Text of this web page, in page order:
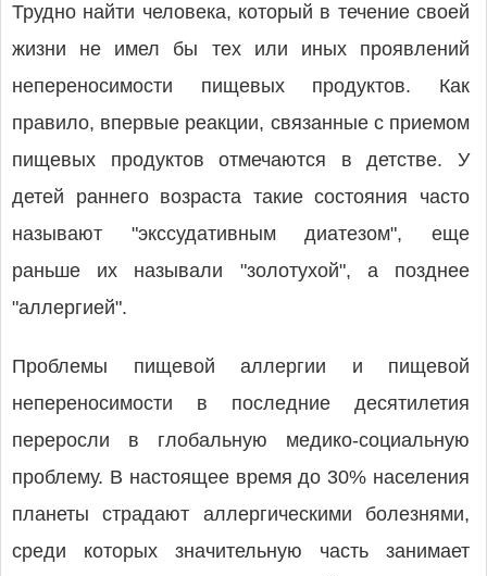
Трудно найти человека, который в течение своей
жизни не имел бы тех или иных проявлений
непереносимости пищевых продуктов. Как
правило, впервые реакции, связанные с приемом
пищевых продуктов отмечаются в детстве. У
детей раннего возраста такие состояния часто
называют "экссудативным диатезом", еще
раньше их называли "золотухой", а позднее
"аллергией".
Проблемы пищевой аллергии и пищевой
непереносимости в последние десятилетия
переросли в глобальную медико-социальную
проблему. В настоящее время до 30% населения
планеты страдают аллергическими болезнями,
среди которых значительную часть занимает